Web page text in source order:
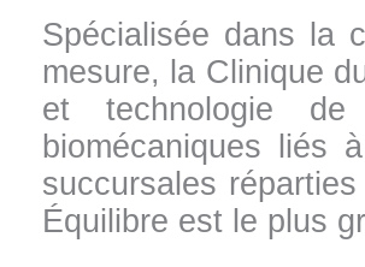
Spécialisée dans la
mesure, la Clinique
et technologie
biomécaniques liés
succursales
Équilibre est le plus